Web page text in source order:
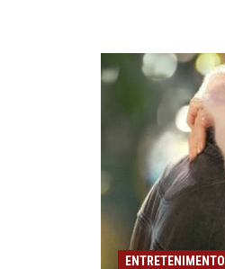
ENTRETENIMENTO